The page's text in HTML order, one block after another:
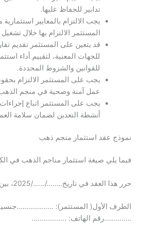
تدابير للحفاظ عليها.
يجب الالتزام بالمعايير
المستثمر الالتزام بها خلال
قد يتعين على المستثمر تقديم
للجهات المعنية، لتقييم أداء
للقوانين والشروط المحددة.
يجب على المستثمر الالتزام
عمل آمنة وصحية في منجم
يجب على المستثمر اتباع
أنشطة التعدين لضمان سلامة
نموذج عقد استثمار منجم ذهب
فيما يلي صيغة استثمار مناجم الذهب في
حرر هذا العقد في تاريخ……../……/2025، بين كل من:
الطرف الأول( المستثمر):
…………..رقم الهاتف: ………………